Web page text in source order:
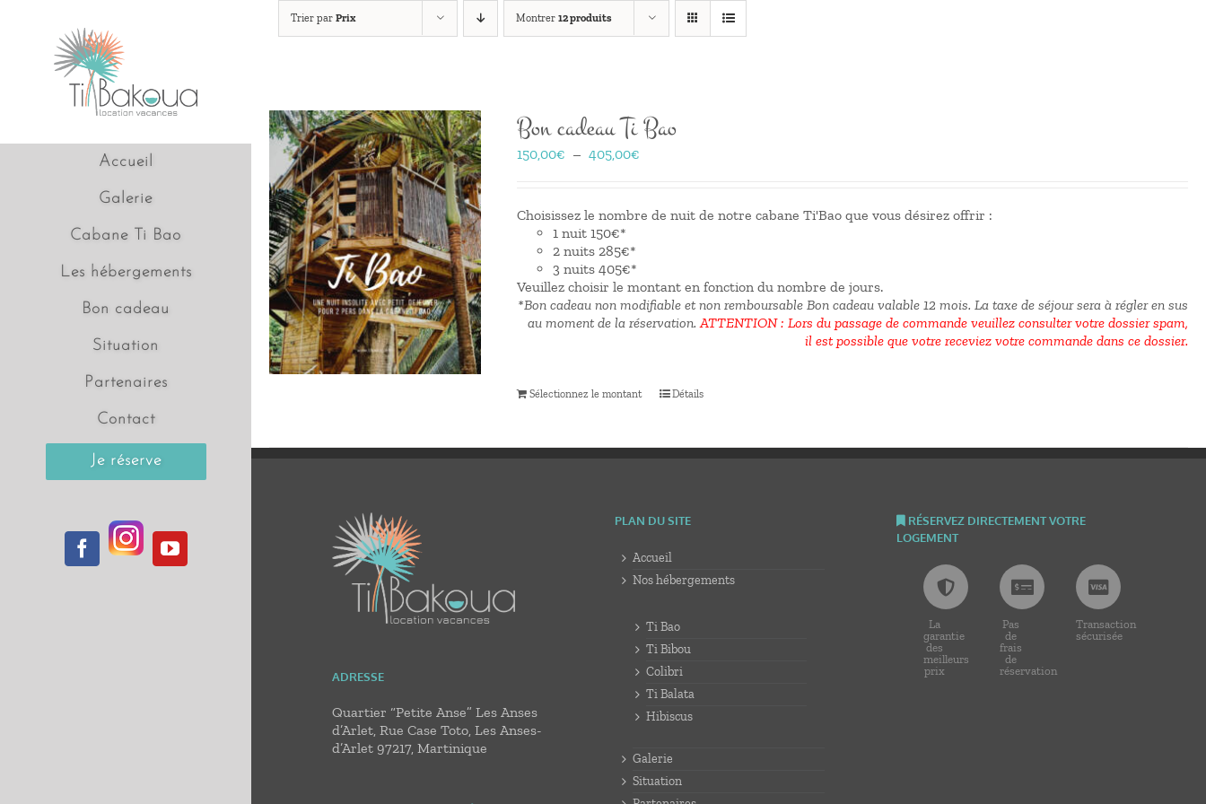
Accueil
Galerie
Cabane Ti Bao
Les hébergements
Bon cadeau
Situation
Partenaires
Contact
Je réserve
Facebook
Instagram
YouTube
Trier par Prix Montrer 12 produits
Bon cadeau Ti Bao
150,00€ – 405,00€
150,00€
à
Choisissez le nombre de nuit de notre cabane Ti'Bao que vous désirez offrir :
1 nuit 150€*
2 nuits 285€*
3 nuits 405€*
Veuillez choisir le montant en fonction du nombre de jours.
*Bon cadeau non modifiable et non remboursable Bon cadeau valable 12 mois. La taxe de séjour sera à régler en sus
au moment de la réservation.ATTENTION : Lors du passage de commande veuillez consulter votre dossier spam,
il est possible que votre receviez votre commande dans ce dossier.
Sélectionnez le montant Détails
ADRESSE
Quartier “Petite Anse” Les Anses
d’Arlet, Rue Case Toto, Les Anses-
d’Arlet 97217, Martinique
PLAN DU SITE
Accueil
Nos hébergements
Ti Bao
Ti Bibou
Colibri
Ti Balata
Hibiscus
Galerie
Situation
RÉSERVEZ DIRECTEMENT VOTRE
LOGEMENT
La
garantie
des
meilleurs
prix
Pas
de
frais
de
réservation
Transaction
sécurisée